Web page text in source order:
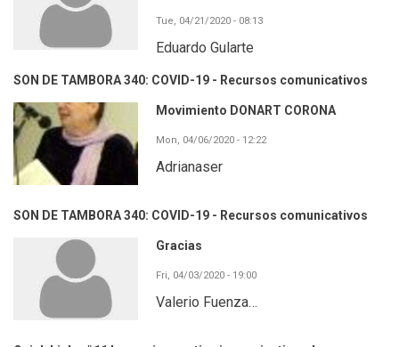
Tue, 04/21/2020 - 08:13
Eduardo Gularte
SON DE TAMBORA 340: COVID-19 - Recursos comunicativos
Movimiento DONART CORONA
Mon, 04/06/2020 - 12:22
Adrianaser
SON DE TAMBORA 340: COVID-19 - Recursos comunicativos
Gracias
Fri, 04/03/2020 - 19:00
Valerio Fuenza…